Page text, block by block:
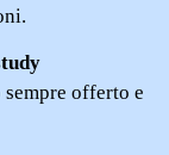
sempre offerto e